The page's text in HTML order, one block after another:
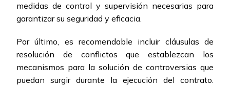
medidas de control y supervisión necesarias para
garantizar su seguridad y eficacia.
Por último, es recomendable incluir cláusulas de
resolución de conflictos que establezcan los
mecanismos para la solución de controversias que
puedan surgir durante la ejecución del contrato.